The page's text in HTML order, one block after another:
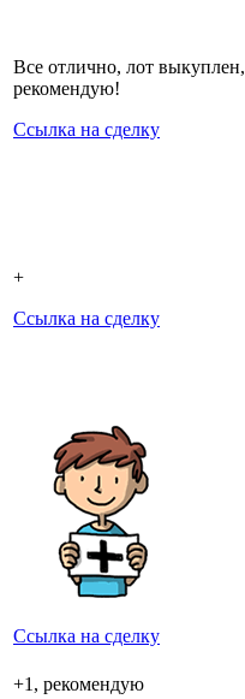
Все отлично, лот выкуплен,
рекомендую!
Ссылка на сделку
+
Ссылка на сделку
Ссылка на сделку
+1, рекомендую